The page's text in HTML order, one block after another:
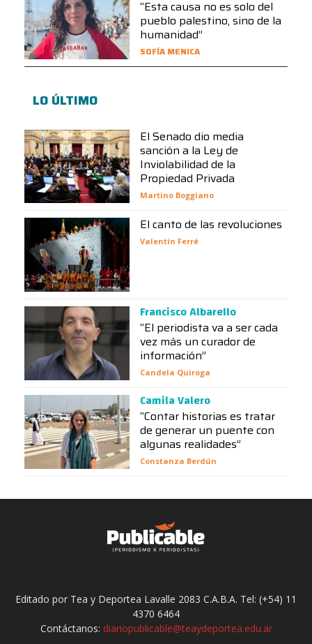
“Esta causa no es solo del
pueblo palestino, sino de la
humanidad”
SOFÍA MENICA
LO ÚLTIMO
El Senado dio media
sanción a la Ley de
Inviolabilidad de la
Propiedad Privada
Martino Boggiano
El canto de las revoluciones
Valentín Ferré
Francisco Albarello
“El periodista va a ser cada
vez más un curador de
información”
Candela Quiroga
Camila Valero
“Contar historias es tratar
de generar un puente con
algunas realidades”
Constanza Berdún
Editado por Tea y Deportea Lavalle 2083 C.A.B.A. Tel: (+54) 11
4370 6464
Contáctanos: diariopublicable@teaydeportea.edu.ar